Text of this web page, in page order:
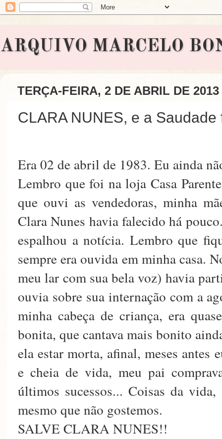
ARQUIVO MARCELO
TERÇA-FEIRA, 2 DE ABRIL DE 2013
CLARA NUNES, e a Saudade
Era 02 de abril de 1983. Eu ainda
Lembro que foi na loja Casa
que ouvi as vendedoras, minha
Clara Nunes havia falecido há
espalhou a notícia. Lembro que
sempre era ouvida em minha casa.
meu lar com sua bela voz) havia
ouvia sobre sua internação com a
minha cabeça de criança, era
bonita, que cantava mais bonito
ela estar morta, afinal, meses antes
e cheia de vida, meu pai
últimos sucessos... Coisas da
mesmo que não gostemos.
SALVE CLARA NUNES!!